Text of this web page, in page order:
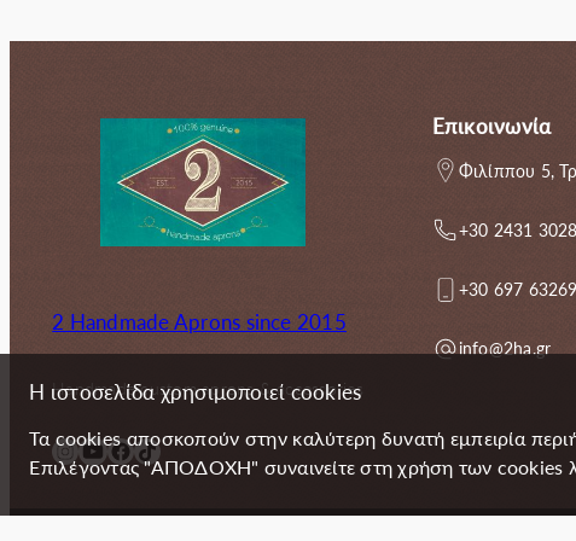
2 Handmade Aprons since 2015
Handmade custom aprons & accessories
InstagramYouTube Facebook TikTok
Επικοινωνία
Φιλίππου 5,
+30 2431
+30 697
info@2ha.gr
Η ιστοσελίδα χρησιμοποιεί cookies
Τα cookies αποσκοπούν στην καλύτερη δυνατή εμπειρία
Επιλέγοντας "ΑΠΟΔΟΧΗ" συναινείτε στη χρήση των cookies